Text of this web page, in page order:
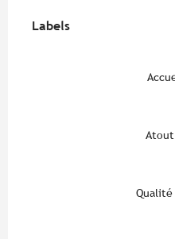
Labels
Labels
Atout
Qualité